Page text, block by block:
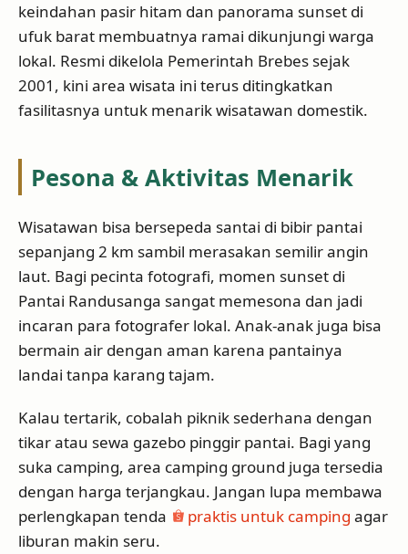
keindahan pasir hitam dan panorama sunset di
ufuk barat membuatnya ramai dikunjungi warga
lokal. Resmi dikelola Pemerintah Brebes sejak
2001, kini area wisata ini terus ditingkatkan
fasilitasnya untuk menarik wisatawan domestik.
Pesona & Aktivitas Menarik
Wisatawan bisa bersepeda santai di bibir pantai
sepanjang 2 km sambil merasakan semilir angin
laut. Bagi pecinta fotografi, momen sunset di
Pantai Randusanga sangat memesona dan jadi
incaran para fotografer lokal. Anak-anak juga bisa
bermain air dengan aman karena pantainya
landai tanpa karang tajam.
Kalau tertarik, cobalah piknik sederhana dengan
tikar atau sewa gazebo pinggir pantai. Bagi yang
suka camping, area camping ground juga tersedia
dengan harga terjangkau. Jangan lupa membawa
perlengkapan tenda
praktis untuk camping agar
liburan makin seru.